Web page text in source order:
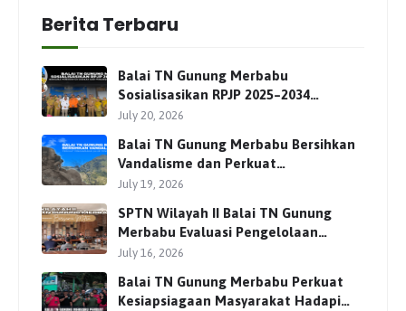
Berita Terbaru
Balai TN Gunung Merbabu
Sosialisasikan RPJP 2025–2034
Bersama Para Pemangku
July 20, 2026
Balai TN Gunung Merbabu Bersihkan
Vandalisme dan Perkuat
Pengamanan Jalur Pendakian
July 19, 2026
SPTN Wilayah II Balai TN Gunung
Merbabu Evaluasi Pengelolaan
Wisata Pendakian Bersama Mitra
July 16, 2026
Balai TN Gunung Merbabu Perkuat
Kesiapsiagaan Masyarakat Hadapi